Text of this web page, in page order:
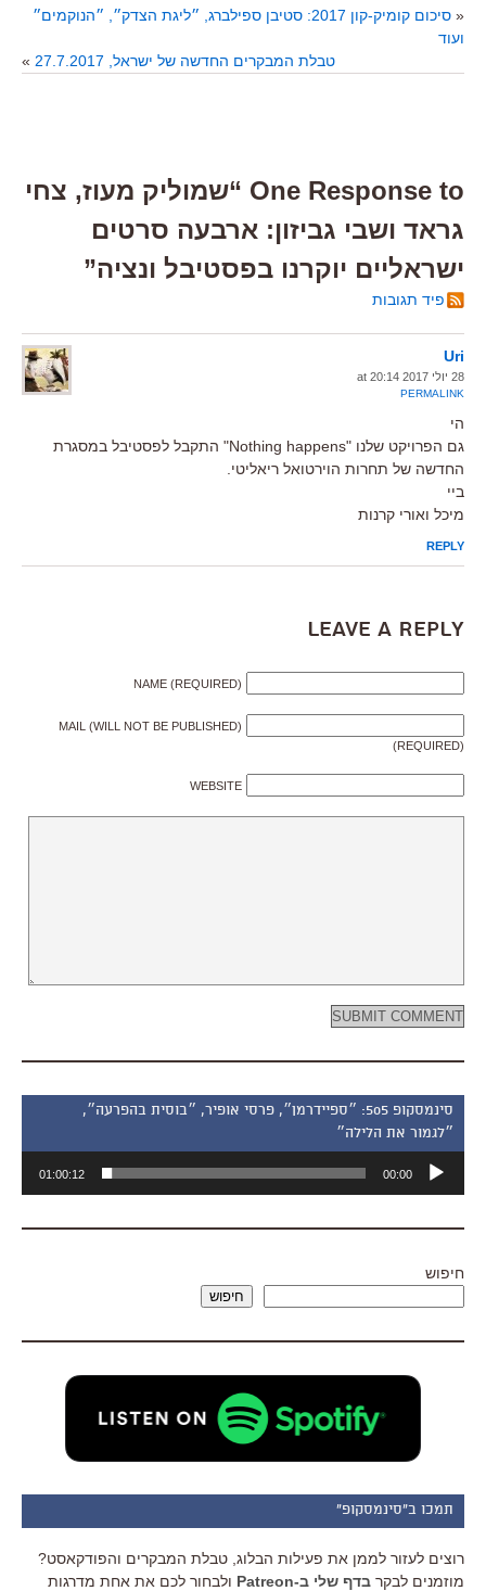
«
סיכום קומיק-קון 2017: סטיבן ספילברג, ״ליגת הצדק״, ״הנוקמים״
ועוד
טבלת המבקרים החדשה של ישראל, 27.7.2017
»
One Response to “שמוליק מעוז, צחי
גראד ושבי גביזון: ארבעה סרטים
ישראליים יוקרנו בפסטיבל ונציה”
פיד תגובות
Uri
28 יולי 2017 at 20:14
PERMALINK
הי
גם הפרויקט שלנו "Nothing happens" התקבל לפסטיבל במסגרת
החדשה של תחרות הוירטואל ריאליטי.
ביי
מיכל ואורי קרנות
REPLY
Leave a Reply
NAME (REQUIRED)
MAIL (WILL NOT BE PUBLISHED)
(REQUIRED)
WEBSITE
סינמסקופ 505: ״ספיידרמן״, פרסי אופיר, ״בוסית בהפרעה״,
״לגמור את הלילה״
אודיו
00:00
01:00:12
חיפוש
חיפוש
תמכו ב"סינמסקופ"
רוצים לעזור לממן את פעילות הבלוג, טבלת המבקרים והפודקאסט?
מוזמנים לבקר בדף שלי ב-Patreon
ולבחור לכם את אחת מדרגות